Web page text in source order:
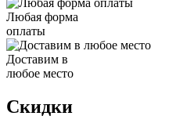
Любая форма
оплаты
Доставим в
любое место
Скидки